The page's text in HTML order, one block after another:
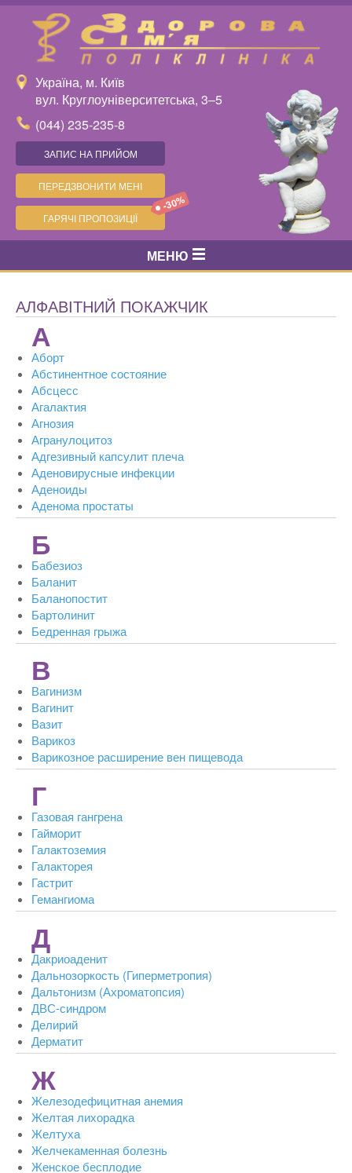
Україна, м. Київ
вул. Круглоуніверситетська, 3–5
(044) 235-235-8
ЗАПИС НА ПРИЙОМ
ПЕРЕДЗВОНИТИ МЕНІ
ГАРЯЧІ ПРОПОЗИЦІЇ
-30%
МЕНЮ
АЛФАВІТНИЙ ПОКАЖЧИК
А
Аборт
Абстинентное состояние
Абсцесс
Агалактия
Агнозия
Агранулоцитоз
Адгезивный капсулит плеча
Аденовирусные инфекции
Аденоиды
Аденома простаты
Б
Бабезиоз
Баланит
Баланопостит
Бартолинит
Бедренная грыжа
В
Вагинизм
Вагинит
Вазит
Варикоз
Варикозное расширение вен пищевода
Г
Газовая гангрена
Гайморит
Галактоземия
Галакторея
Гастрит
Гемангиома
Д
Дакриоаденит
Дальнозоркость (Гиперметропия)
Дальтонизм (Ахроматопсия)
ДВС-синдром
Делирий
Дерматит
Ж
Железодефицитная анемия
Желтая лихорадка
Желтуха
Желчекаменная болезнь
Женское бесплодие